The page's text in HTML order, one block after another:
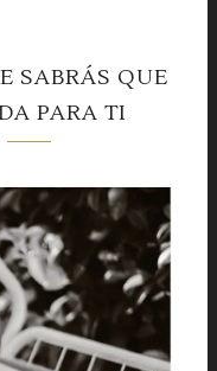
SABRÁS QUE
PARA TI